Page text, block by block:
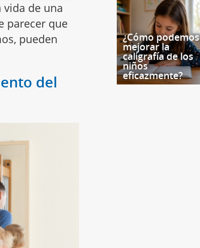
de una
parecer que
pueden
del
¿Cómo podemos
mejorar la
caligrafía de los
niños
eficazmente?